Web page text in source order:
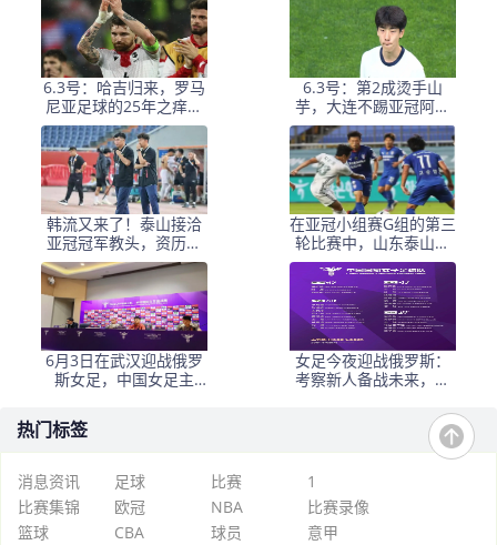
6.3号：哈吉归来，罗马
尼亚足球的25年之痒能
解么？
6.3号：第2成烫手山
芋，大连不踢亚冠阿奇
+马莱莱没必要换练好新
星更重要
韩流又来了！泰山接洽
亚冠冠军教头，资历与
名气全面压过徐正源
在亚冠小组赛G组的第三
轮比赛中，山东泰山客
场挑战韩国球队仁
6月3日在武汉迎战俄罗
斯女足，中国女足主
女足今夜迎战俄罗斯：
考察新人备战未来，古
热门标签
消息资讯 足球 比赛
1
比赛集锦
欧冠 NBA
比赛录像
篮球
CBA 球员
意甲